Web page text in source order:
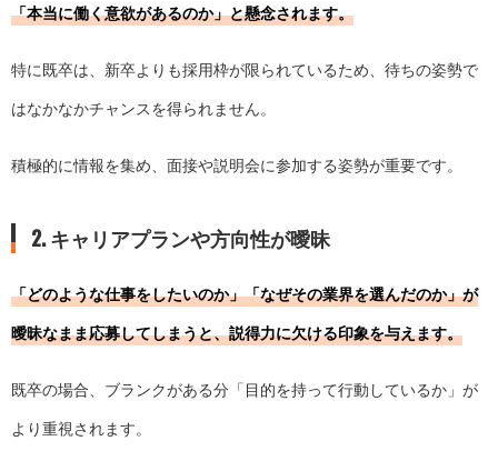
「本当に働く意欲があるのか」と懸念されます。
特に既卒は、新卒よりも採用枠が限られているため、待ちの姿勢で
はなかなかチャンスを得られません。
積極的に情報を集め、面接や説明会に参加する姿勢が重要です。
2. キャリアプランや方向性が曖昧
「どのような仕事をしたいのか」「なぜその業界を選んだのか」が
曖昧なまま応募してしまうと、説得力に欠ける印象を与えます。
既卒の場合、ブランクがある分「目的を持って行動しているか」が
より重視されます。